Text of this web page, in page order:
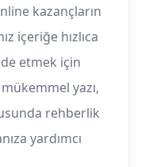
kazançların
içeriğe hızlıca
etmek için
yazı,
rehberlik
yardımcı